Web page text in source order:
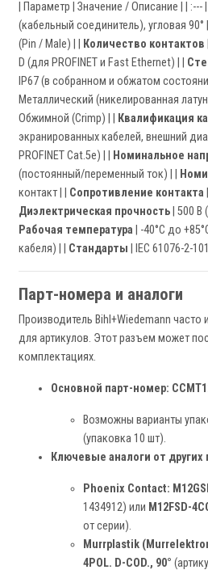
| Параметр | Значение / Описание | | :--- |
(кабельный соединитель), угловая 90° |
(Pin / Male) | |
Количество контактов
D (для PROFINET и Fast Ethernet) | |
IP67 (в собранном и обжатом
Металлический (никелированная
Обжимной (Crimp) | |
Квалификация
экранированных кабелей, внешний
PROFINET Cat.5e) | |
Номинальное
(постоянный/переменный ток) | |
контакт | | Сопротивление контакта
Диэлектрическая прочность | 500 В
Рабочая температура | -40°C до
кабеля) | | Стандарты | IEC 61076-2-
Парт-номера и аналоги
Производитель Bihl+Wiedemann
для артикулов. Этот разъем может
комплектациях.
Основной парт-номер:
Возможны варианты
(упаковка 10 шт).
Ключевые аналоги от
Phoenix Contact:
1434912) или M12FSD-
от серии).
Murrplastik
4POL. D-COD., 90°